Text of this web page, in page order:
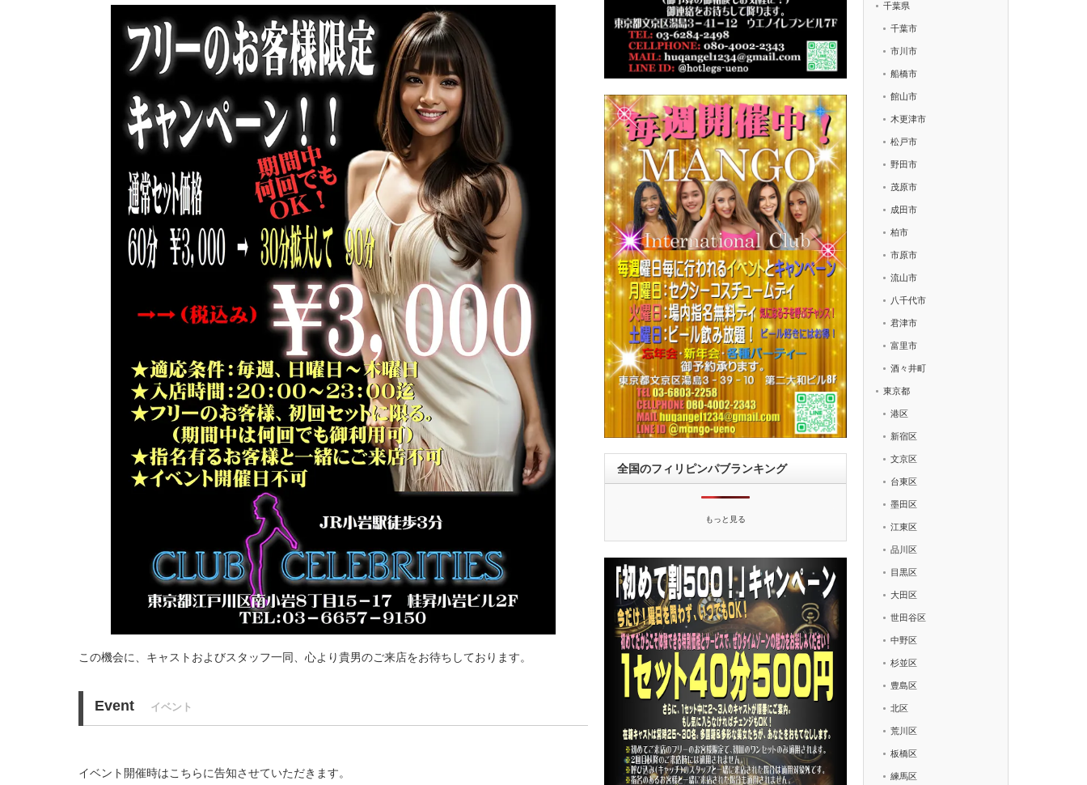
この機会に、キャストおよびスタッフ一同、心より貴男のご来店をお待ちしております。
Event イベント
イベント開催時はこちらに告知させていただきます。
全国のフィリピンパブランキング
もっと見る
千葉県
千葉市
市川市
船橋市
館山市
木更津市
松戸市
野田市
茂原市
成田市
柏市
市原市
流山市
八千代市
君津市
富里市
酒々井町
東京都
港区
新宿区
文京区
台東区
墨田区
江東区
品川区
目黒区
大田区
世田谷区
中野区
杉並区
豊島区
北区
荒川区
板橋区
練馬区